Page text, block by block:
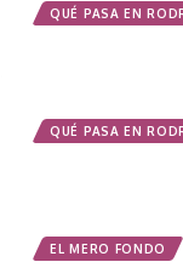
QUÉ PASA EN
QUÉ PASA EN
EL MERO FONDO